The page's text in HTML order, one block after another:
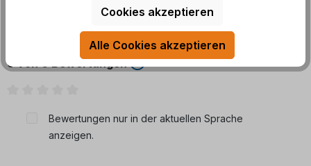
0 von 0 Bewertungen
Bewertungen nur in der aktuellen Sprache
anzeigen.
Cookies akzeptieren
Alle Cookies akzeptieren